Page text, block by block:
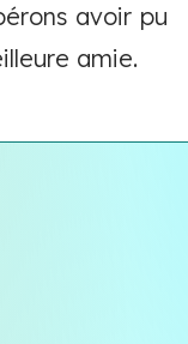
avoir pu
amie.